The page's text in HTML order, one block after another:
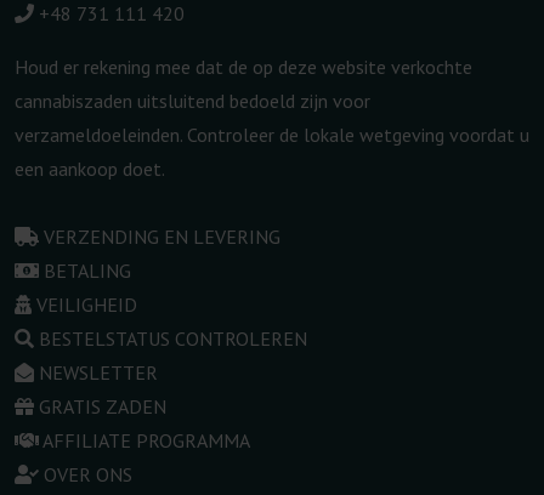
+48 731 111 420
Houd er rekening mee dat de op deze website verkochte
cannabiszaden uitsluitend bedoeld zijn voor
verzameldoeleinden. Controleer de lokale wetgeving voordat u
een aankoop doet.
VERZENDING EN LEVERING
BETALING
VEILIGHEID
BESTELSTATUS CONTROLEREN
NEWSLETTER
GRATIS ZADEN
AFFILIATE PROGRAMMA
OVER ONS